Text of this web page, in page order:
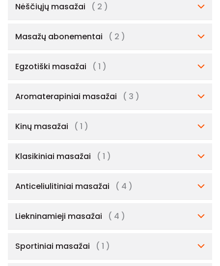
Nėščiųjų masažai ( 2 )
Masažų abonementai ( 2 )
Egzotiški masažai ( 1 )
Aromaterapiniai masažai ( 3 )
Kinų masažai ( 1 )
Klasikiniai masažai ( 1 )
Anticeliulitiniai masažai ( 4 )
Liekninamieji masažai ( 4 )
Sportiniai masažai ( 1 )